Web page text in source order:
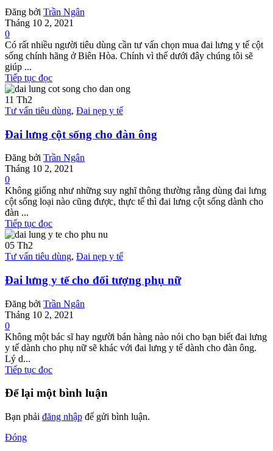
Đăng bởi Trần Ngân
Tháng 10 2, 2021
0
Có rất nhiều người tiêu dùng cần tư vấn chọn mua đai lưng y tế cột
sống chính hãng ở Biên Hòa. Chính vì thế dưới đây chúng tôi sẽ
giúp ...
Tiếp tục đọc
11 Th2
Tư vấn tiêu dùng, Đai nẹp y tế
Đai lưng cột sống cho đàn ông
Đăng bởi Trần Ngân
Tháng 10 2, 2021
0
Không giống như những suy nghĩ thông thường rằng dùng đai lưng
cột sống loại nào cũng được, thực tế thì đai lưng cột sống dành cho
đàn ...
Tiếp tục đọc
05 Th2
Tư vấn tiêu dùng, Đai nẹp y tế
Đai lưng y tế cho đối tượng phụ nữ
Đăng bởi Trần Ngân
Tháng 10 2, 2021
0
Không một bác sĩ hay người bán hàng nào nói cho bạn biết đai lưng
y tế dành cho phụ nữ sẽ khác với đai lưng y tế dành cho đàn ông.
Lý d...
Tiếp tục đọc
Để lại một bình luận
Bạn phải đăng nhập để gửi bình luận.
Đóng